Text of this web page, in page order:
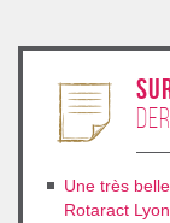
Une très
Rotaract